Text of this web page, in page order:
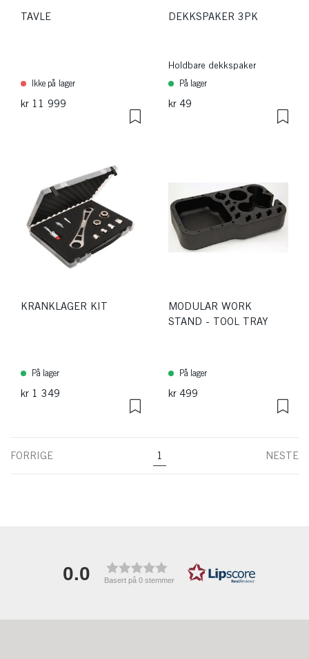
TAVLE
Ikke på lager
kr 11 999
DEKKSPAKER 3PK
Holdbare dekkspaker
På lager
kr 49
KRANKLAGER KIT
På lager
kr 1 349
MODULAR WORK
STAND - TOOL TRAY
På lager
kr 499
FORRIGE 1 NESTE
0.0 Basert på 0 stemmer